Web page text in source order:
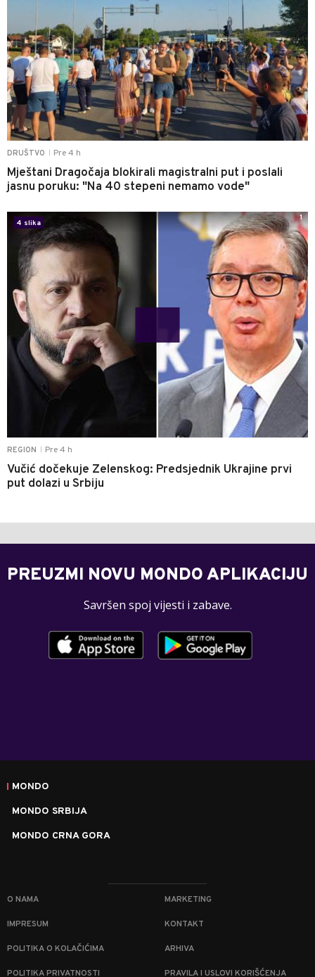
DRUŠTVO Pre 4 h
Mještani Dragočaja blokirali magistralni put i poslali
jasnu poruku: "Na 40 stepeni nemamo vode"
REGION Pre 4 h
Vučić dočekuje Zelenskog: Predsjednik Ukrajine prvi
put dolazi u Srbiju
4 slika
1
PREUZMI NOVU MONDO APLIKACIJU
Savršen spoj vijesti i zabave.
MONDO
MONDO SRBIJA
MONDO CRNA GORA
O NAMA MARKETING
IMPRESUM KONTAKT
POLITIKA O KOLAČIĆIMA ARHIVA
POLITIKA PRIVATNOSTI PRAVILA I USLOVI KORIŠĆENJA